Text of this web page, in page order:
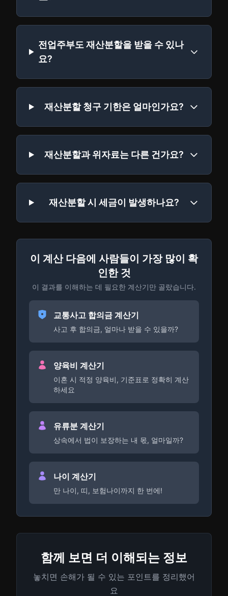
전업주부도 재산분할을 받을 수 있나
요?
재산분할 청구 기한은 얼마인가요?
재산분할과 위자료는 다른 건가요?
재산분할 시 세금이 발생하나요?
이 계산 다음에 사람들이 가장 많이 확
인한 것
이 결과를 이해하는 데 필요한 계산기만 골랐습니다.
교통사고 합의금 계산기
사고 후 합의금, 얼마나 받을 수 있을까?
양육비 계산기
이혼 시 적정 양육비, 기준표로 정확히 계산
하세요
유류분 계산기
상속에서 법이 보장하는 내 몫, 얼마일까?
나이 계산기
만 나이, 띠, 보험나이까지 한 번에!
함께 보면 더 이해되는 정보
놓치면 손해가 될 수 있는 포인트를 정리했어
요